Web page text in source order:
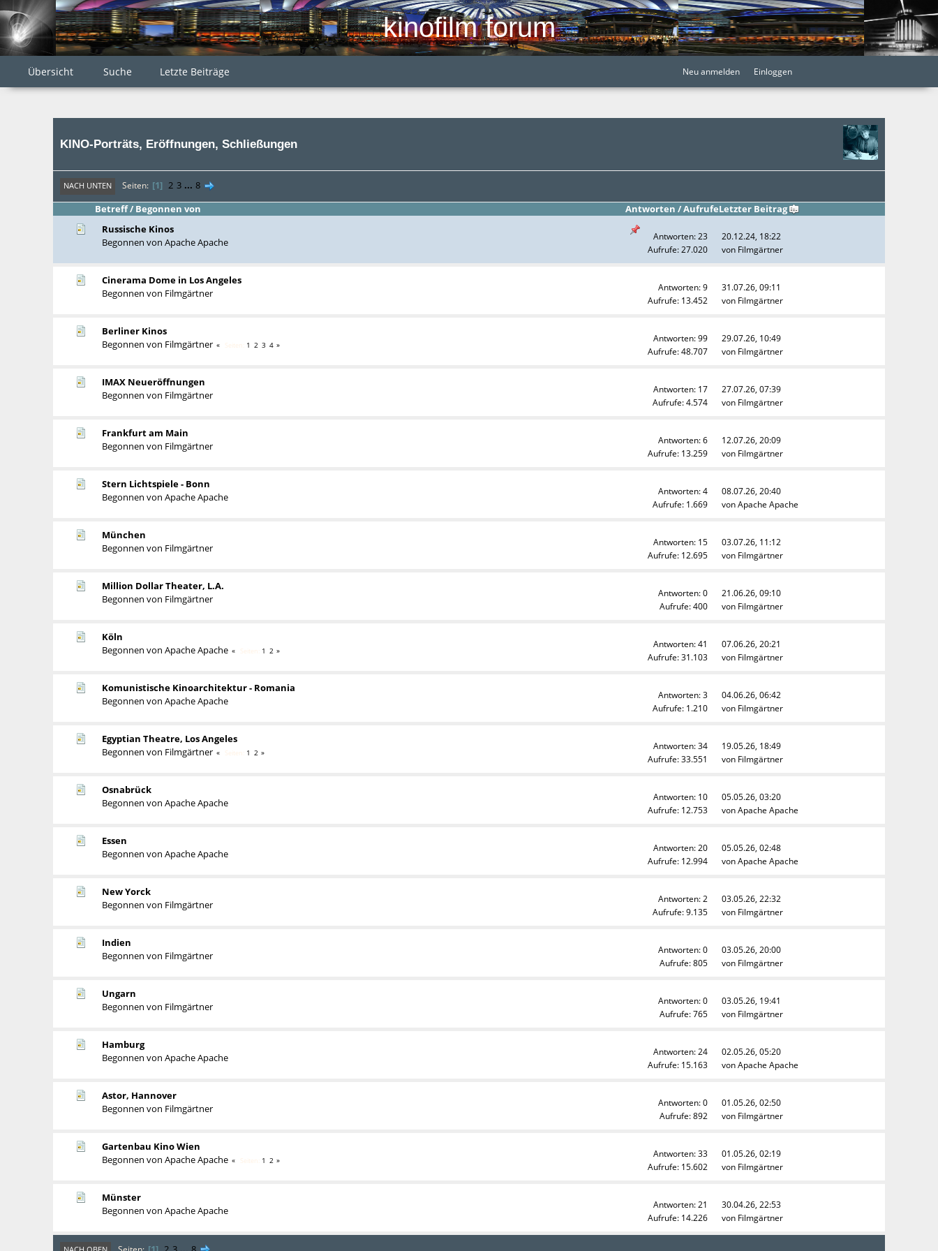
kinofilm forum
Übersicht Suche Letzte Beiträge Neu anmelden Einloggen
KINO-Porträts, Eröffnungen, Schließungen
NACH UNTEN Seiten 1 2 3 ... 8
Betreff/ Begonnen von Antworten /AufrufeLetzter Beitrag
Russische Kinos
Begonnen von Apache Apache
Antworten: 23
Aufrufe: 27.020
20.12.24, 18:22
von Filmgärtner
Cinerama Dome in Los Angeles
Begonnen von Filmgärtner
Antworten: 9
Aufrufe: 13.452
31.07.26, 09:11
von Filmgärtner
Berliner Kinos
Begonnen von Filmgärtner Seiten 1 2 3 4
Antworten: 99
Aufrufe: 48.707
29.07.26, 10:49
von Filmgärtner
IMAX Neueröffnungen
Begonnen von Filmgärtner
Antworten: 17
Aufrufe: 4.574
27.07.26, 07:39
von Filmgärtner
Frankfurt am Main
Begonnen von Filmgärtner
Antworten: 6
Aufrufe: 13.259
12.07.26, 20:09
von Filmgärtner
Stern Lichtspiele - Bonn
Begonnen von Apache Apache
Antworten: 4
Aufrufe: 1.669
08.07.26, 20:40
vonApache Apache
München
Begonnen von Filmgärtner
Antworten: 15
Aufrufe: 12.695
03.07.26, 11:12
von Filmgärtner
Million Dollar Theater, L.A.
Begonnen von Filmgärtner
Antworten: 0
Aufrufe: 400
21.06.26, 09:10
von Filmgärtner
Köln
Begonnen von Apache Apache Seiten 1 2
Antworten: 41
Aufrufe: 31.103
07.06.26, 20:21
von Filmgärtner
Komunistische Kinoarchitektur - Romania
Begonnen von Apache Apache
Antworten: 3
Aufrufe: 1.210
04.06.26, 06:42
von Filmgärtner
Egyptian Theatre, Los Angeles
Begonnen von Filmgärtner Seiten 1 2
Antworten: 34
Aufrufe: 33.551
19.05.26, 18:49
von Filmgärtner
Osnabrück
Begonnen von Apache Apache
Antworten: 10
Aufrufe: 12.753
05.05.26, 03:20
vonApache Apache
Essen
Begonnen von Apache Apache
Antworten: 20
Aufrufe: 12.994
05.05.26, 02:48
vonApache Apache
New Yorck
Begonnen von Filmgärtner
Antworten: 2
Aufrufe: 9.135
03.05.26, 22:32
von Filmgärtner
Indien
Begonnen von Filmgärtner
Antworten: 0
Aufrufe: 805
03.05.26, 20:00
von Filmgärtner
Ungarn
Begonnen von Filmgärtner
Antworten: 0
Aufrufe: 765
03.05.26, 19:41
von Filmgärtner
Hamburg
Begonnen von Apache Apache
Antworten: 24
Aufrufe: 15.163
02.05.26, 05:20
vonApache Apache
Astor, Hannover
Begonnen von Filmgärtner
Antworten: 0
Aufrufe: 892
01.05.26, 02:50
von Filmgärtner
Gartenbau Kino Wien
Begonnen von Apache Apache Seiten 1 2
Antworten: 33
Aufrufe: 15.602
01.05.26, 02:19
von Filmgärtner
Münster
Begonnen von Apache Apache
Antworten: 21
Aufrufe: 14.226
30.04.26, 22:53
von Filmgärtner